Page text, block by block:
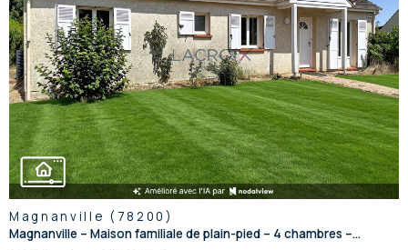
voir le
bien
Magnanville (78200)
Magnanville – Maison familiale de plain-pied – 4 chambres –...